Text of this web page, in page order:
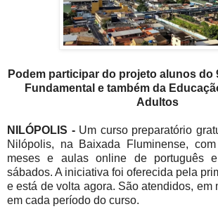
Podem participar do projeto alunos do
Fundamental e também da
Adultos
NILÓPOLIS - Um curso preparatório
Nilópolis, na Baixada Fluminense,
meses e aulas online de português
sábados. A iniciativa foi oferecida pela
e está de volta agora. São atendidos, em
em cada período do curso.